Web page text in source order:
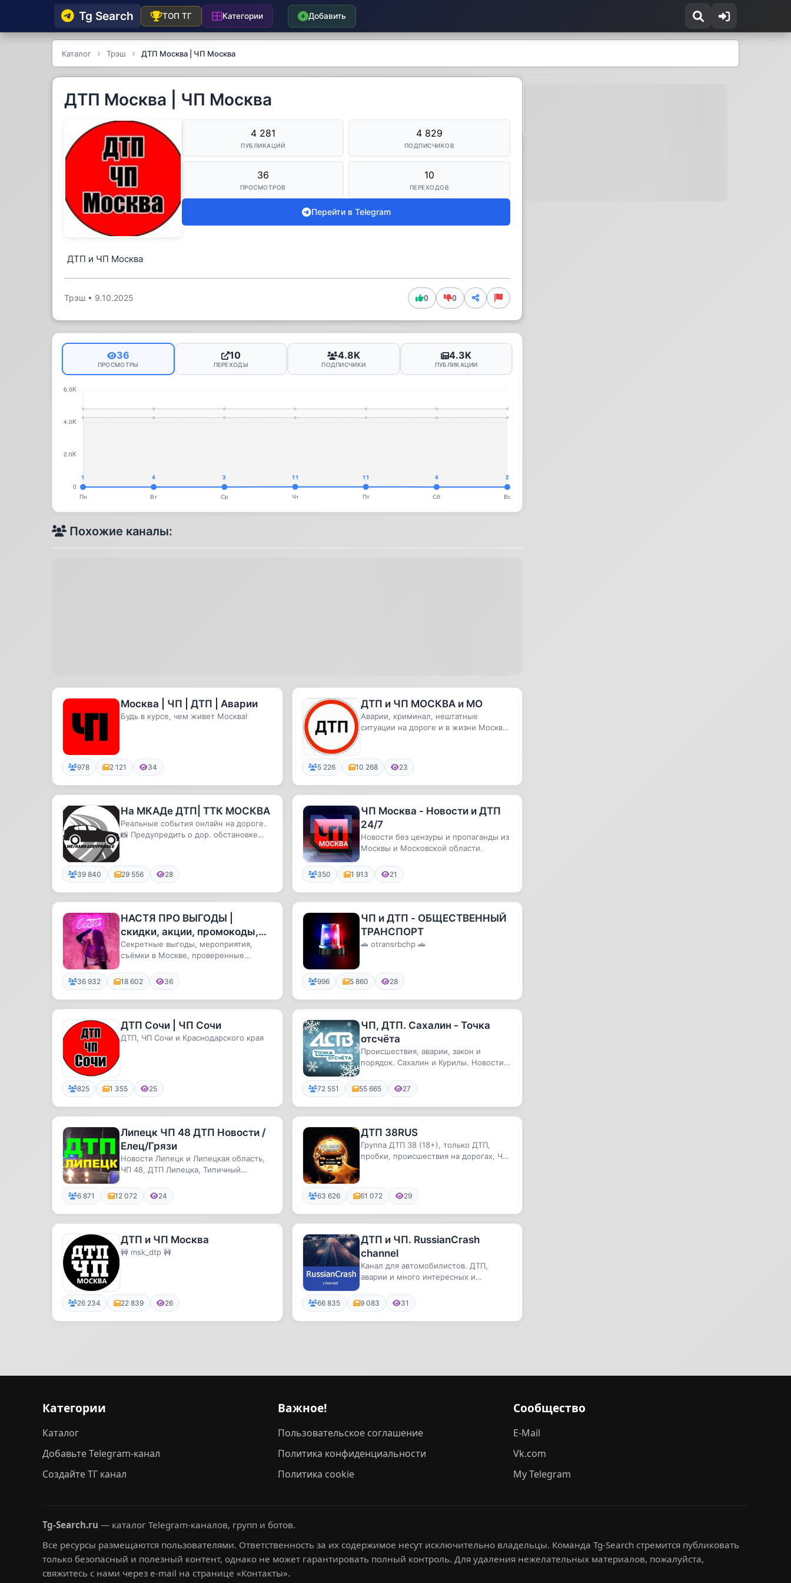
Tg Searсh ТОП ТГ Категории Добавить
Каталог Трэш ДТП Москва | ЧП Москва
ДТП Москва | ЧП Москва
4 281
ПУБЛИКАЦИЙ
4 829
ПОДПИСЧИКОВ
36
ПРОСМОТРОВ
10
ПЕРЕХОДОВ
Перейти в Telegram
ДТП и ЧП Москва
Трэш • 9.10.2025 0 0
36
ПРОСМОТРЫ
10
ПЕРЕХОДЫ
4.8K
ПОДПИСЧИКИ
4.3K
ПУБЛИКАЦИИ
Похожие каналы:
Москва | ЧП | ДТП | Аварии
Будь в курсе, чем живет Москва!
978 2 121 34
ДТП и ЧП МОСКВА и МО
Аварии, криминал, нештатные
ситуации на дороге и в жизни Москвы
5 226 10 268 23
На МКАДе ДТП| ТТК МОСКВА
Реальные события онлайн на дороге.
📸 Предупредить о дор. обстановке
39 840 29 556 28
ЧП Москва - Новости и ДТП
24/7
Новости без цензуры и пропаганды из
Москвы и Московской области.
350 1 913 21
НАСТЯ ПРО ВЫГОДЫ |
скидки, акции, промокоды,
бесплатно москва промокоды
москва скидки москва акции
Секретные выгоды, мероприятия,
съёмки в Москве, проверенные
36 932 18 602 36
ЧП и ДТП - ОБЩЕСТВЕННЫЙ
ТРАНСПОРТ
🚗 otransrbchp 🚗
996 5 860 28
ДТП Сочи | ЧП Сочи
ДТП, ЧП Сочи и Краснодарского края
825 1 355 25
ЧП, ДТП. Сахалин - Точка
отсчёта
Происшествия, аварии, закон и
порядок. Сахалин и Курилы. Новости
72 551 55 665 27
Липецк ЧП 48 ДТП Новости /
Елец/Грязи
Новости Липецк и Липецкая область,
ЧП 48, ДТП Липецка, Типичный
6 871 12 072 24
ДТП 38RUS
Группа ДТП 38 (18+), только ДТП,
пробки, происшествия на дорогах, ЧП
63 626 61 072 29
ДТП и ЧП Москва
🚧 msk_dtp 🚧
26 234 22 839 26
ДТП и ЧП. RussianCrash
channel
Канал для автомобилистов. ДТП,
аварии и много интересных и
66 835 9 083 31
Категории
Каталог
Добавьте Telegram-канал
Создайте ТГ канал
Важное!
Пользовательское соглашение
Политика конфиденциальности
Политика cookie
Сообщество
E-Mail
Vk.com
My Telegram
Tg-Search.ru — каталог Telegram-каналов, групп и ботов.
Все ресурсы размещаются пользователями. Ответственность за их содержимое несут исключительно владельцы. Команда Tg-Search стремится публиковать
только безопасный и полезный контент, однако не может гарантировать полный контроль. Для удаления нежелательных материалов, пожалуйста,
свяжитесь с нами через e-mail на странице «Контакты».